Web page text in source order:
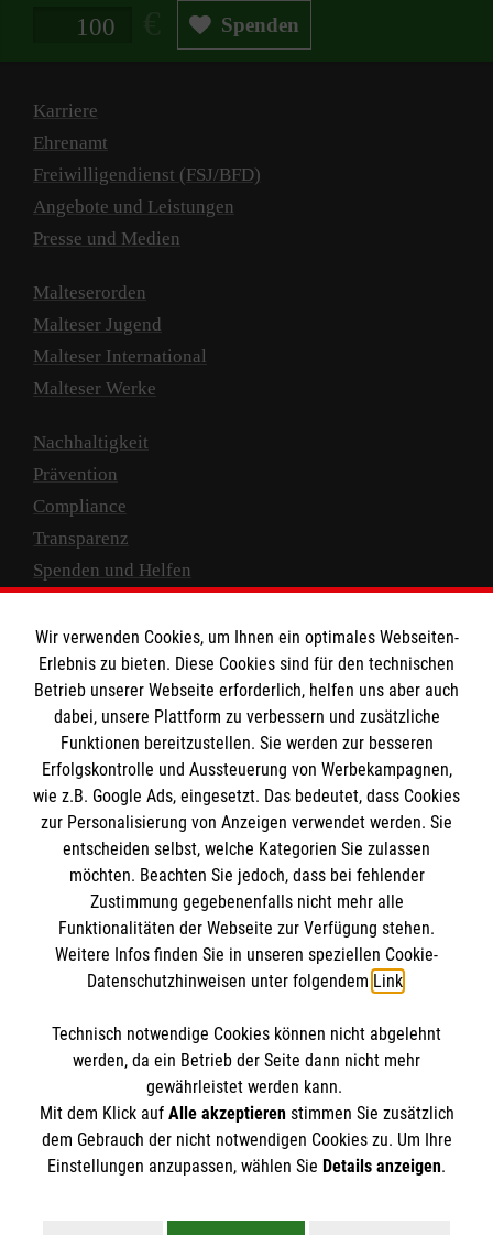
Spendenbetrag in Euro Spenden
Karriere
Ehrenamt
Freiwilligendienst (FSJ/BFD)
Angebote und Leistungen
Presse und Medien
Malteserorden
Malteser Jugend
Malteser International
Malteser Werke
Nachhaltigkeit
Prävention
Compliance
Transparenz
Spenden und Helfen
Empfänger: Malteser Hilfsdienst e.V.
IBAN: DE10 3706 0120 1201 2000 12
BIC: GENODED 1PA7
Newsletter abonnieren
Cookies verwalten|AGB|Impressum|Datenschutz
Barrierefreiheit |Kontakt| Sharepoint|Mediathek
Wir verwenden Cookies, um Ihnen ein optimales Webseiten-
Erlebnis zu bieten. Diese Cookies sind für den technischen
Betrieb unserer Webseite erforderlich, helfen uns aber auch
dabei, unsere Plattform zu verbessern und zusätzliche
Funktionen bereitzustellen. Sie werden zur besseren
Erfolgskontrolle und Aussteuerung von Werbekampagnen,
wie z.B. Google Ads, eingesetzt. Das bedeutet, dass Cookies
zur Personalisierung von Anzeigen verwendet werden. Sie
entscheiden selbst, welche Kategorien Sie zulassen
möchten. Beachten Sie jedoch, dass bei fehlender
Zustimmung gegebenenfalls nicht mehr alle
Funktionalitäten der Webseite zur Verfügung stehen.
Weitere Infos finden Sie in unseren speziellen Cookie-
Datenschutzhinweisen unter folgendem Link.
Technisch notwendige Cookies können nicht abgelehnt
werden, da ein Betrieb der Seite dann nicht mehr
gewährleistet werden kann.
Mit dem Klick auf Alle akzeptierenstimmen Sie zusätzlich
dem Gebrauch der nicht notwendigen Cookies zu. Um Ihre
Einstellungen anzupassen, wählen Sie Details anzeigen.